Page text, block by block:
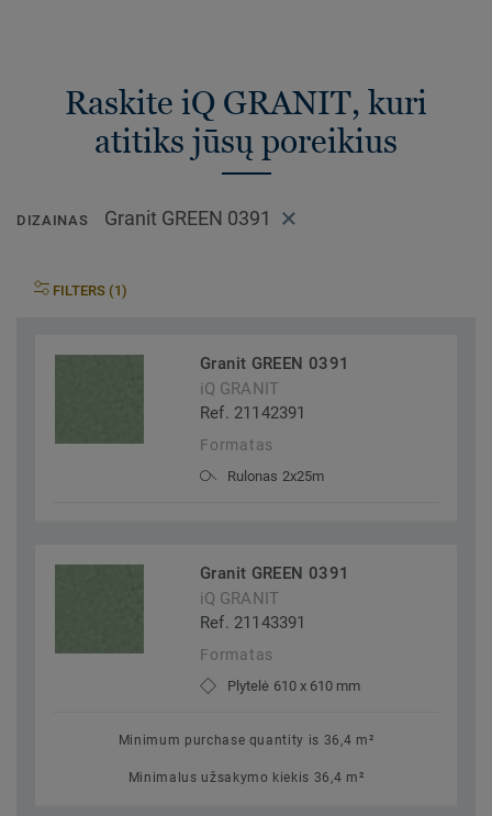
Raskite iQ GRANIT, kuri
atitiks jūsų poreikius
DIZAINAS Granit GREEN 0391
FILTERS (1)
Granit GREEN 0391
iQ GRANIT
Ref. 21142391
Formatas
Rulonas 2x25m
Granit GREEN 0391
iQ GRANIT
Ref. 21143391
Formatas
Plytelė 610 x 610 mm
Minimum purchase quantity is 36,4 m²
Minimalus užsakymo kiekis 36,4 m²